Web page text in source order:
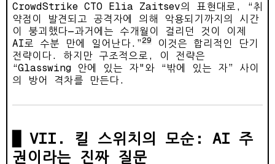
CrowdStrike CTO Elia Zaitsev의 표현대로, “취
약점이 발견되고 공격자에 의해 악용되기까지의 시간
이 붕괴했다—과거에는 수개월이 걸리던 것이 이제
AI로 수분 만에 일어난다.”29
이것은 합리적인 단기
전략이다. 하지만 구조적으로, 이 전략은
“Glasswing 안에 있는 자"와 “밖에 있는 자” 사이
의 방어 격차를 만든다.
VII. 킬 스위치의 모순: AI 주
권이라는 진짜 질문